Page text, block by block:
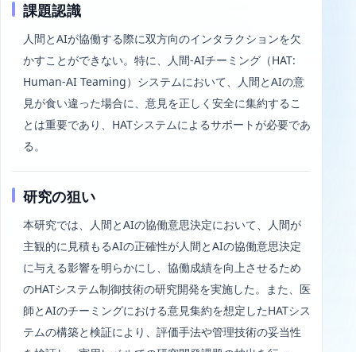
課題認識
人間とAIが協働する際に双方向のインタラクションを欠
かすことができない。特に、人間-AIチーミング（HAT:
Human-AI Teaming）システムにおいて、人間とAIの意
見が食い違った場合に、意見を正しく安全に集約するこ
とは重要であり、HATシステムによるサポートが必要であ
る。
研究の狙い
本研究では、人間とAIの協働意思決定において、人間が
主観的に見積もるAIの正確性が人間とAIの協働意思決定
に与える影響を明らかにし、協働成績を向上させるため
のHATシステム制御技術の研究開発を実施した。また、医
師とAIのチーミングにおける意見集約を想定したHATシス
テムの構築と検証により、評価手法や管理技術の妥当性